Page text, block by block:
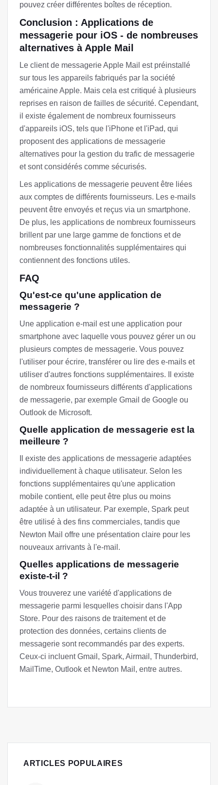
pouvez créer différentes boîtes de réception.
Conclusion : Applications de
messagerie pour iOS - de nombreuses
alternatives à Apple Mail
Le client de messagerie Apple Mail est préinstallé
sur tous les appareils fabriqués par la société
américaine Apple. Mais cela est critiqué à plusieurs
reprises en raison de failles de sécurité. Cependant,
il existe également de nombreux fournisseurs
d'appareils iOS, tels que l'iPhone et l'iPad, qui
proposent des applications de messagerie
alternatives pour la gestion du trafic de messagerie
et sont considérés comme sécurisés.
Les applications de messagerie peuvent être liées
aux comptes de différents fournisseurs. Les e-mails
peuvent être envoyés et reçus via un smartphone.
De plus, les applications de nombreux fournisseurs
brillent par une large gamme de fonctions et de
nombreuses fonctionnalités supplémentaires qui
contiennent des fonctions utiles.
FAQ
Qu'est-ce qu'une application de
messagerie ?
Une application e-mail est une application pour
smartphone avec laquelle vous pouvez gérer un ou
plusieurs comptes de messagerie. Vous pouvez
l'utiliser pour écrire, transférer ou lire des e-mails et
utiliser d'autres fonctions supplémentaires. Il existe
de nombreux fournisseurs différents d'applications
de messagerie, par exemple Gmail de Google ou
Outlook de Microsoft.
Quelle application de messagerie est la
meilleure ?
Il existe des applications de messagerie adaptées
individuellement à chaque utilisateur. Selon les
fonctions supplémentaires qu'une application
mobile contient, elle peut être plus ou moins
adaptée à un utilisateur. Par exemple, Spark peut
être utilisé à des fins commerciales, tandis que
Newton Mail offre une présentation claire pour les
nouveaux arrivants à l'e-mail.
Quelles applications de messagerie
existe-t-il ?
Vous trouverez une variété d'applications de
messagerie parmi lesquelles choisir dans l'App
Store. Pour des raisons de traitement et de
protection des données, certains clients de
messagerie sont recommandés par des experts.
Ceux-ci incluent Gmail, Spark, Airmail, Thunderbird,
MailTime, Outlook et Newton Mail, entre autres.
ARTICLES POPULAIRES